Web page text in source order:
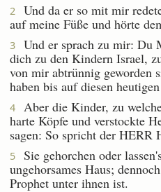
2
Und da er so mit mir
auf meine Füße und hörte
3
Und er sprach zu mir: Du
dich zu den Kindern Israel,
von mir abtrünnig geworden
haben bis auf diesen
4
Aber die Kinder, zu
harte Köpfe und verstockte
sagen: So spricht der HERR
5
Sie gehorchen oder
ungehorsames Haus;
Prophet unter ihnen ist.